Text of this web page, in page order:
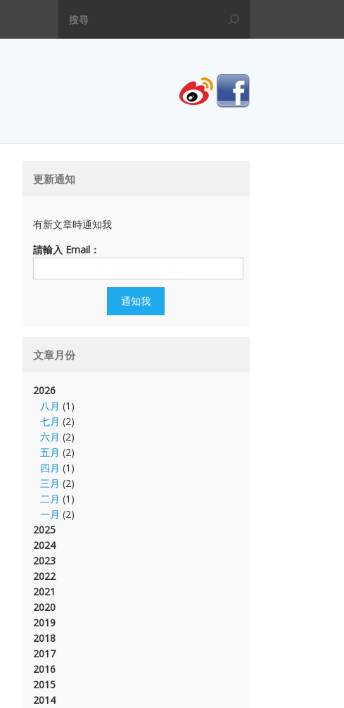
更新通知
有新文章時通知我
請輸入 Email：
文章月份
2026
八月 (1)
七月 (2)
六月 (2)
五月 (2)
四月 (1)
三月 (2)
二月 (1)
一月 (2)
2025
2024
2023
2022
2021
2020
2019
2018
2017
2016
2015
2014